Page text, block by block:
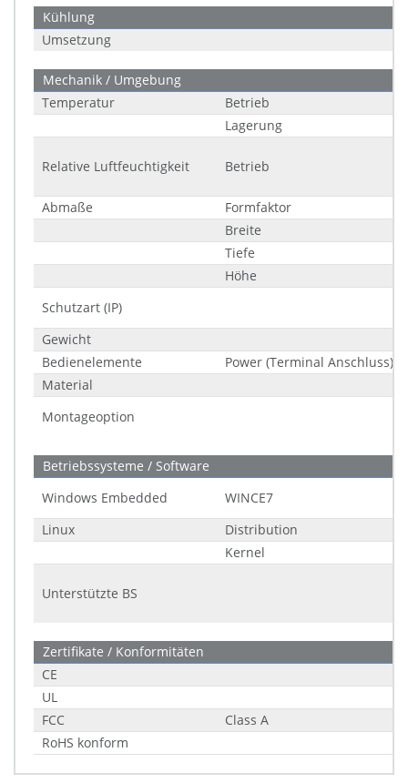
Kühlung
Umsetzung
Mechanik / Umgebung
Temperatur
Betrieb
Lagerung
Relative Luftfeuchtigkeit Betrieb
Abmaße
Formfaktor
Breite
Tiefe
Höhe
Schutzart (IP)
Gewicht
Bedienelemente
Power (Terminal Anschluss)
Material
Montageoption
Betriebssysteme / Software
Windows Embedded
WINCE7
Linux
Distribution
Kernel
Unterstützte BS
Zertifikate / Konformitäten
CE
UL
FCC
Class A
RoHS konform